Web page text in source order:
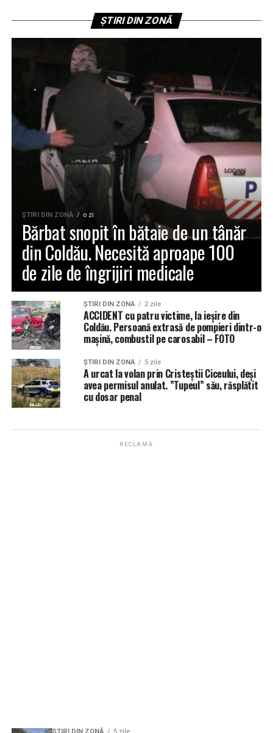
ȘTIRI DIN ZONĂ
ŞTIRI DIN ZONĂ o zi
Bărbat snopit în bătaie de un tânăr
din Coldău. Necesită aproape 100
de zile de îngrijiri medicale
ŞTIRI DIN ZONĂ 2 zile
ACCIDENT cu patru victime, la ieșire din
Coldău. Persoană extrasă de pompieri dintr-o
mașină, combustil pe carosabil – FOTO
ŞTIRI DIN ZONĂ 5 zile
A urcat la volan prin Cristeștii Ciceului, deși
avea permisul anulat. ”Tupeul” său, răsplătit
cu dosar penal
RECLAMĂ